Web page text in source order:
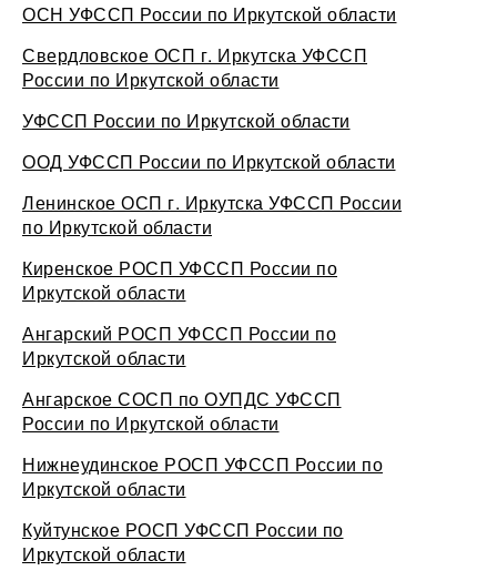
ОСН УФССП России по Иркутской области
Свердловское ОСП г. Иркутска УФССП
России по Иркутской области
УФССП России по Иркутской области
ООД УФССП России по Иркутской области
Ленинское ОСП г. Иркутска УФССП России
по Иркутской области
Киренское РОСП УФССП России по
Иркутской области
Ангарский РОСП УФССП России по
Иркутской области
Ангарское СОСП по ОУПДС УФССП
России по Иркутской области
Нижнеудинское РОСП УФССП России по
Иркутской области
Куйтунское РОСП УФССП России по
Иркутской области